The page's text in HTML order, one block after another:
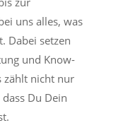
uns alles, was
Dabei setzen
und Know-
zählt nicht nur
Du Dein